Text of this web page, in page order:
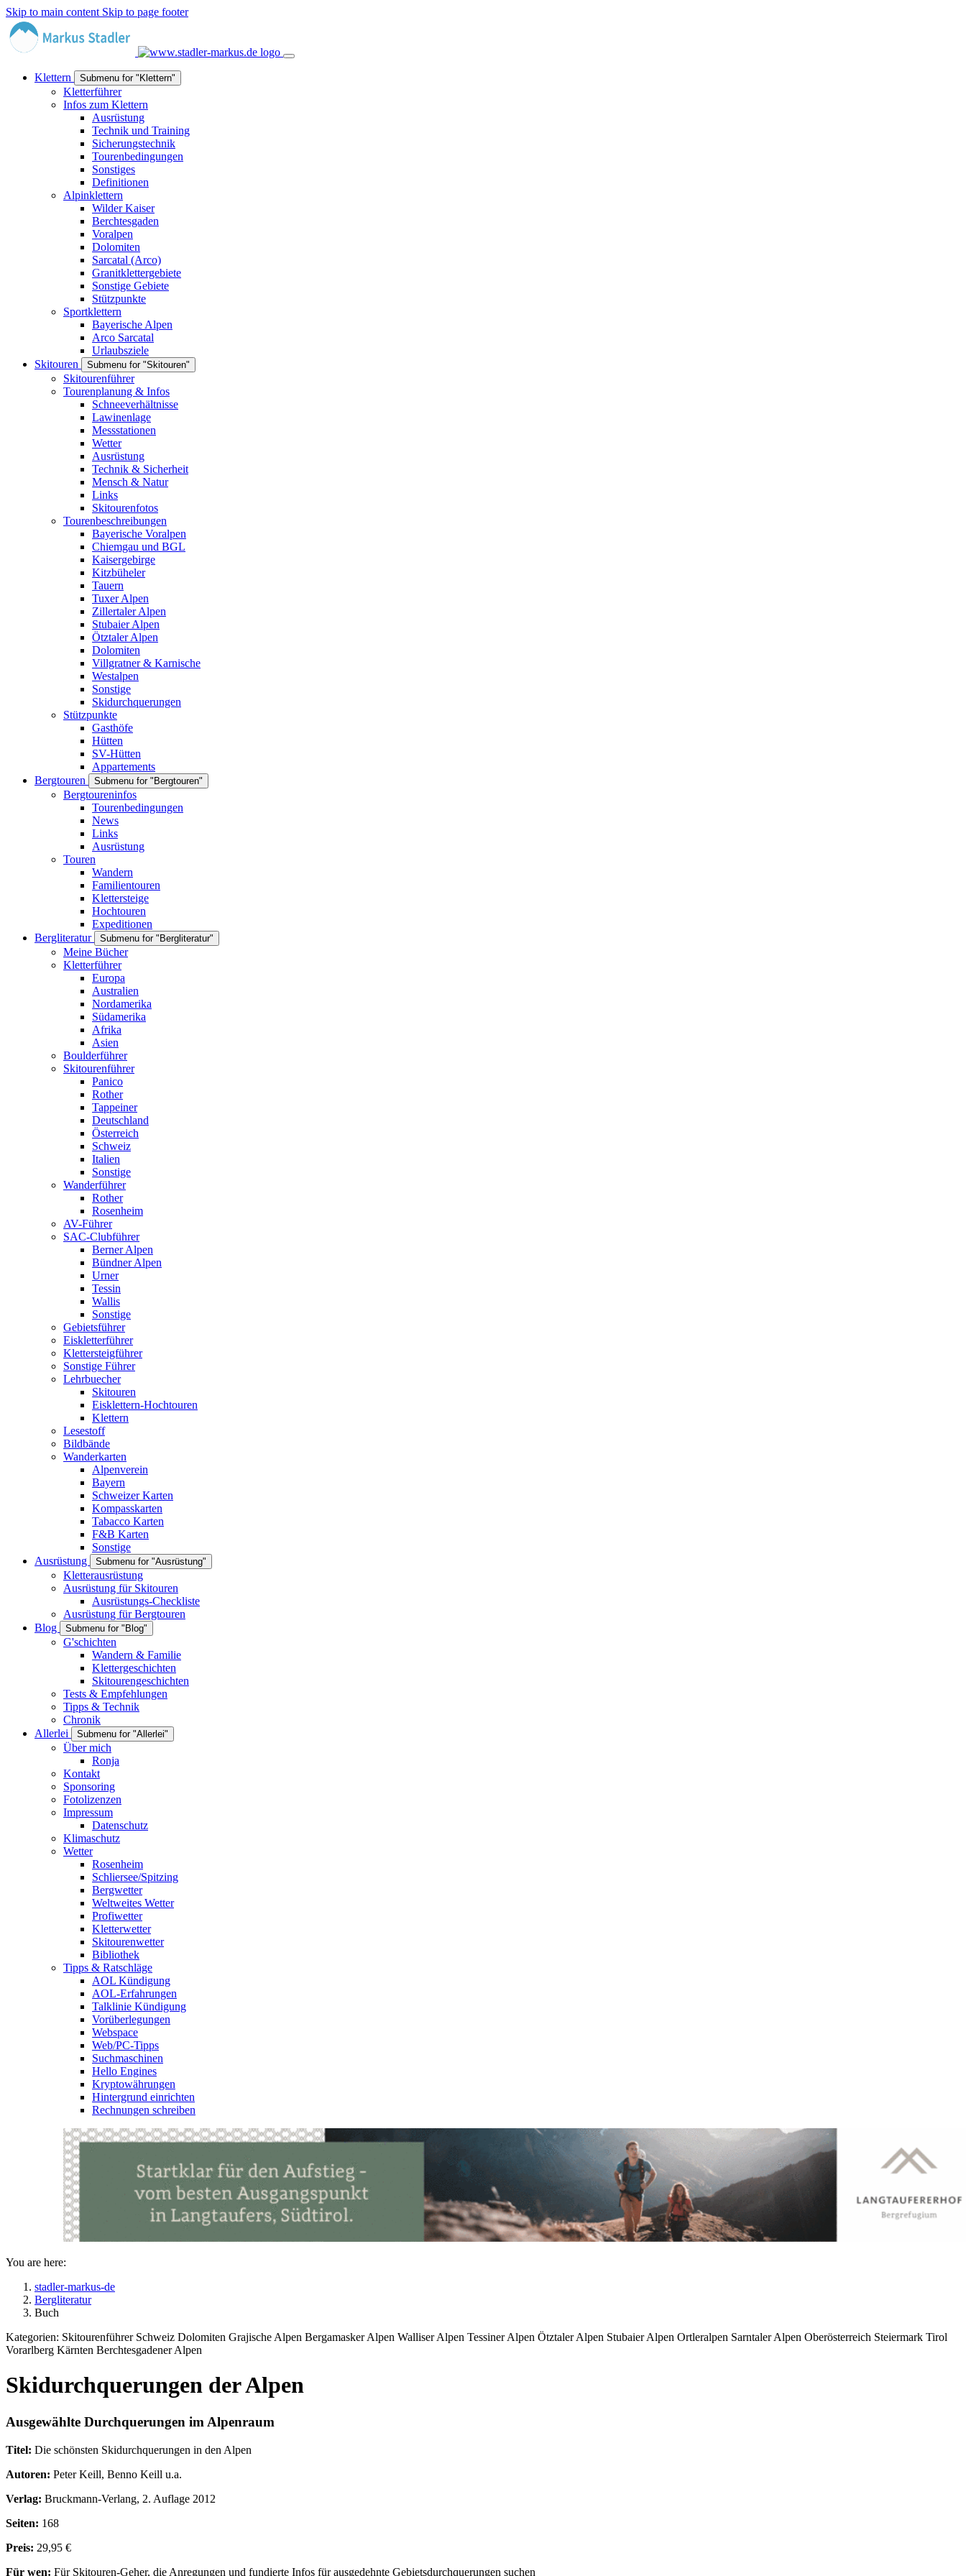
Skip to main content Skip to page footer
Klettern Submenu for "Klettern"
Kletterführer
Infos zum Klettern
Ausrüstung
Technik und Training
Sicherungstechnik
Tourenbedingungen
Sonstiges
Definitionen
Alpinklettern
Wilder Kaiser
Berchtesgaden
Voralpen
Dolomiten
Sarcatal (Arco)
Granitklettergebiete
Sonstige Gebiete
Stützpunkte
Sportklettern
Bayerische Alpen
Arco Sarcatal
Urlaubsziele
Skitouren
Submenu for "Skitouren"
Skitourenführer
Tourenplanung & Infos
Schneeverhältnisse
Lawinenlage
Messstationen
Wetter
Ausrüstung
Technik & Sicherheit
Mensch & Natur
Links
Skitourenfotos
Tourenbeschreibungen
Bayerische Voralpen
Chiemgau und BGL
Kaisergebirge
Kitzbüheler
Tauern
Tuxer Alpen
Zillertaler Alpen
Stubaier Alpen
Ötztaler Alpen
Dolomiten
Villgratner & Karnische
Westalpen
Sonstige
Skidurchquerungen
Stützpunkte
Gasthöfe
Hütten
SV-Hütten
Appartements
Bergtouren
Submenu for "Bergtouren"
Bergtoureninfos
Tourenbedingungen
News
Links
Ausrüstung
Touren
Wandern
Familientouren
Klettersteige
Hochtouren
Expeditionen
Bergliteratur
Submenu for "Bergliteratur"
Meine Bücher
Kletterführer
Europa
Australien
Nordamerika
Südamerika
Afrika
Asien
Boulderführer
Skitourenführer
Panico
Rother
Tappeiner
Deutschland
Österreich
Schweiz
Italien
Sonstige
Wanderführer
Rother
Rosenheim
AV-Führer
SAC-Clubführer
Berner Alpen
Bündner Alpen
Urner
Tessin
Wallis
Sonstige
Gebietsführer
Eiskletterführer
Klettersteigführer
Sonstige Führer
Lehrbuecher
Skitouren
Eisklettern-Hochtouren
Klettern
Lesestoff
Bildbände
Wanderkarten
Alpenverein
Bayern
Schweizer Karten
Kompasskarten
Tabacco Karten
F&B Karten
Sonstige
Ausrüstung
Submenu for "Ausrüstung"
Kletterausrüstung
Ausrüstung für Skitouren
Ausrüstungs-Checkliste
Ausrüstung für Bergtouren
Blog
Submenu for "Blog"
G'schichten
Wandern & Familie
Klettergeschichten
Skitourengeschichten
Tests & Empfehlungen
Tipps & Technik
Chronik
Allerlei
Submenu for "Allerlei"
Über mich
Ronja
Kontakt
Sponsoring
Fotolizenzen
Impressum
Datenschutz
Klimaschutz
Wetter
Rosenheim
Schliersee/Spitzing
Bergwetter
Weltweites Wetter
Profiwetter
Kletterwetter
Skitourenwetter
Bibliothek
Tipps & Ratschläge
AOL Kündigung
AOL-Erfahrungen
Talklinie Kündigung
Vorüberlegungen
Webspace
Web/PC-Tipps
Suchmaschinen
Hello Engines
Kryptowährungen
Hintergrund einrichten
Rechnungen schreiben
You are here:
stadler-markus-de
Bergliteratur
Buch
Kategorien: Skitourenführer Schweiz Dolomiten Grajische Alpen Bergamasker Alpen Walliser Alpen Tessiner Alpen Ötztaler Alpen Stubaier Alpen Ortleralpen Sarntaler Alpen Oberösterreich Steiermark Tirol
Vorarlberg Kärnten Berchtesgadener Alpen
Skidurchquerungen der Alpen
Ausgewählte Durchquerungen im Alpenraum
Titel: Die schönsten Skidurchquerungen in den Alpen
Autoren: Peter Keill, Benno Keill u.a.
Verlag: Bruckmann-Verlang, 2. Auflage 2012
Seiten: 168
Preis: 29,95 €
Für wen: Für Skitouren-Geher, die Anregungen und fundierte Infos für ausgedehnte Gebietsdurchquerungen suchen